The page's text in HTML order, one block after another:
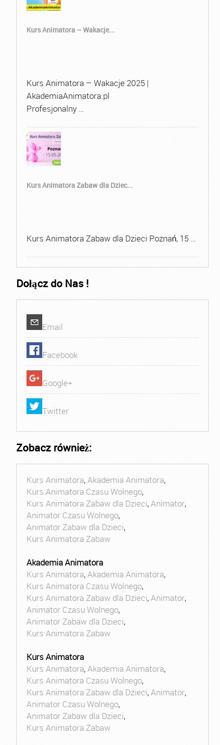
Kurs Animatora – Wakacje...
Kurs Animatora – Wakacje 2025 |
AkademiaAnimatora.pl
Profesjonalny …
Kurs Animatora Zabaw dla Dziec...
Kurs Animatora Zabaw dla Dzieci Poznań, 15 …
Dołącz do Nas !
Email
Facebook
Google+
Twitter
Zobacz również:
Kurs Animatora,Akademia Animatora,
Kurs Animatora Czasu Wolnego,
Kurs Animatora Zabaw dla Dzieci,Animator,
Animator Czasu Wolnego,
Animator Zabaw dla Dzieci,
Kurs Animatora Zabaw
Akademia Animatora
Kurs Animatora,Akademia Animatora,
Kurs Animatora Czasu Wolnego,
Kurs Animatora Zabaw dla Dzieci,Animator,
Animator Czasu Wolnego,
Animator Zabaw dla Dzieci,
Kurs Animatora Zabaw
Kurs Animatora
Kurs Animatora,Akademia Animatora,
Kurs Animatora Czasu Wolnego,
Kurs Animatora Zabaw dla Dzieci,Animator,
Animator Czasu Wolnego,
Animator Zabaw dla Dzieci,
Kurs Animatora Zabaw